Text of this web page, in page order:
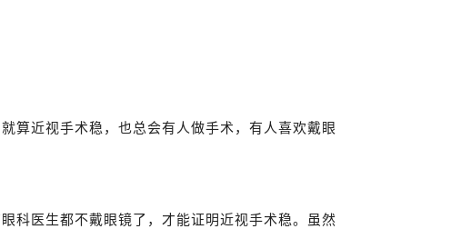
算近视手术稳，也总会有人做手术，有人喜欢戴眼
科医生都不戴眼镜了，才能证明近视手术稳。
虽然